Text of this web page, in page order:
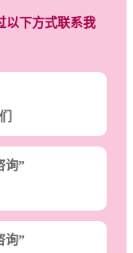
以下方式联系我
询”
询”